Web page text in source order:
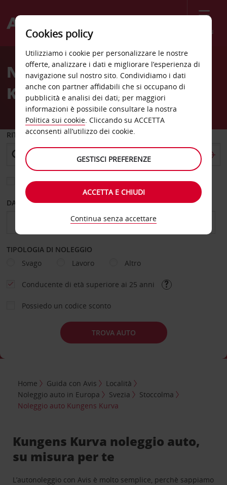
Menù
Welcome
AvisNoleggio auto Kungens
Kurva
RITIRO DA
Scegli una località di riconsegna diversa
DAL GIORNO AL GIORNO
TIPOLOGIA DI NOLEGGIO
Svago
Lavoro Altro
Conducente di età superiore ai 25 anni
Possiedo un codice sconto
TROVA AUTO
Home Guida con Avis
Località
Noleggio auto in Europa
Svezia
Stoccolma
Noleggio auto Kungens Kurva
Kungens Kurva noleggio auto,
su misura per te
L’autonoleggio con Avis è molto semplice, perchè sappiamo
Cookies policy
Utilizziamo i cookie per personalizzare le nostre
offerte, analizzare i dati e migliorare l’esperienza di
navigazione sul nostro sito. Condividiamo i dati
anche con partner affidabili che si occupano di
pubblicità e analisi dei dati; per maggiori
informazioni è possibile consultare la nostra
Politica sui cookie. Cliccando su ACCETTA
acconsenti all’utilizzo dei cookie.
GESTISCI PREFERENZE
ACCETTA E CHIUDI
Continua senza accettare